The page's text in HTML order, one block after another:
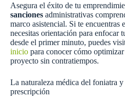
Asegura el éxito de tu
sanciones administrativas
marco asistencial. Si te encuentras
necesitas orientación para enfocar
desde el primer minuto, puedes
inicio para conocer cómo
proyecto sin contratiempos.
La naturaleza médica del foniatra y
prescripción